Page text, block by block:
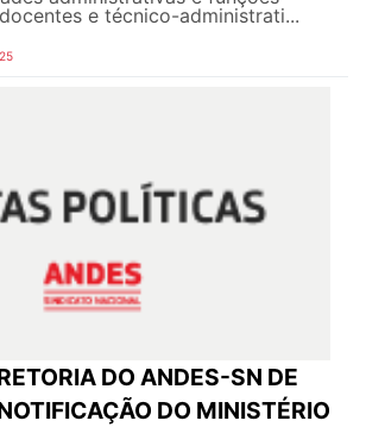
e técnico-administrati...
DO ANDES-SN DE
DO MINISTÉRIO